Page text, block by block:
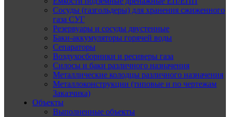
Сосуды (газгольдеры) для хранения сжиженного
газа СУГ
Резервуары и сосуды двустенные
Баки-аккумуляторы горячей воды
Сепараторы
Воздухосборники и ресиверы газа
Силосы и баки различного назначения
Металлические колодцы различного назначения
Металлоконструкции (типовые и по чертежам
Заказчика)
Объекты
Выполненные объекты